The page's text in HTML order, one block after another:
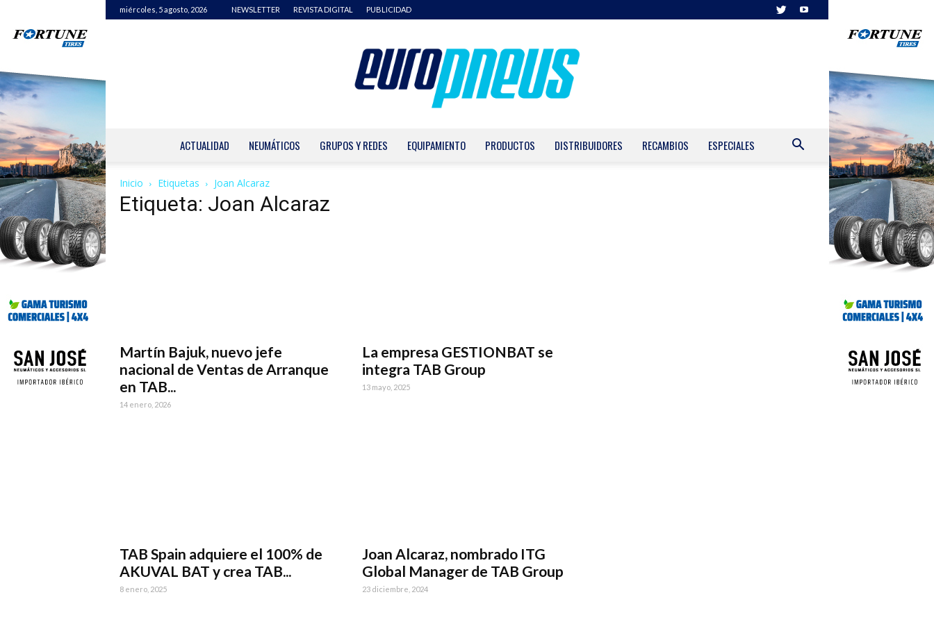
miércoles, 5 agosto, 2026 NEWSLETTER REVISTA DIGITAL PUBLICIDAD
ACTUALIDAD NEUMÁTICOS GRUPOS Y REDES EQUIPAMIENTO PRODUCTOS DISTRIBUIDORES RECAMBIOS ESPECIALES
Inicio Etiquetas Joan Alcaraz
Etiqueta: Joan Alcaraz
Martín Bajuk, nuevo jefe
nacional de Ventas de Arranque
en TAB...
14 enero, 2026
La empresa GESTIONBAT se
integra TAB Group
13 mayo, 2025
TAB Spain adquiere el 100% de
AKUVAL BAT y crea TAB...
8 enero, 2025
Joan Alcaraz, nombrado ITG
Global Manager de TAB Group
23 diciembre, 2024